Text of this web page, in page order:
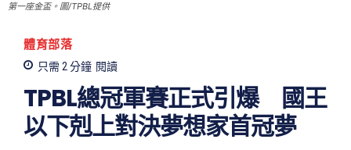
第一座金盃。圖/TPBL提供
體育部落
只需 2分鐘 閱讀
TPBL總冠軍賽正式引爆 國王
以下剋上對決夢想家首冠夢